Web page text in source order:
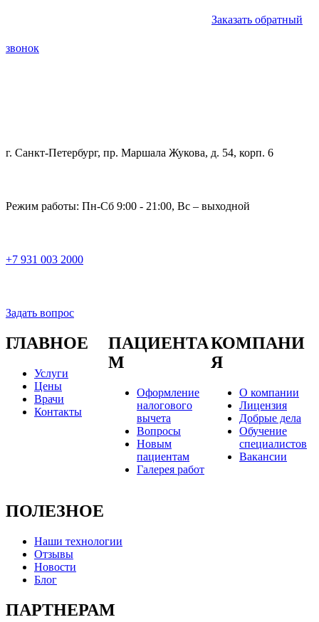
Заказать обратный
звонок
г. Санкт-Петербург, пр. Маршала Жукова, д. 54, корп. 6
Режим работы: Пн-Сб 9:00 - 21:00, Вс – выходной
+7 931 003 2000
Задать вопрос
ГЛАВНОЕ
Услуги
Цены
Врачи
Контакты
ПАЦИЕНТА
М
Оформление
налогового
вычета
Вопросы
Новым
пациентам
Галерея работ
КОМПАНИ
Я
О компании
Лицензия
Добрые дела
Обучение
специалистов
Вакансии
ПОЛЕЗНОЕ
Наши технологии
Отзывы
Новости
Блог
ПАРТНЕРАМ